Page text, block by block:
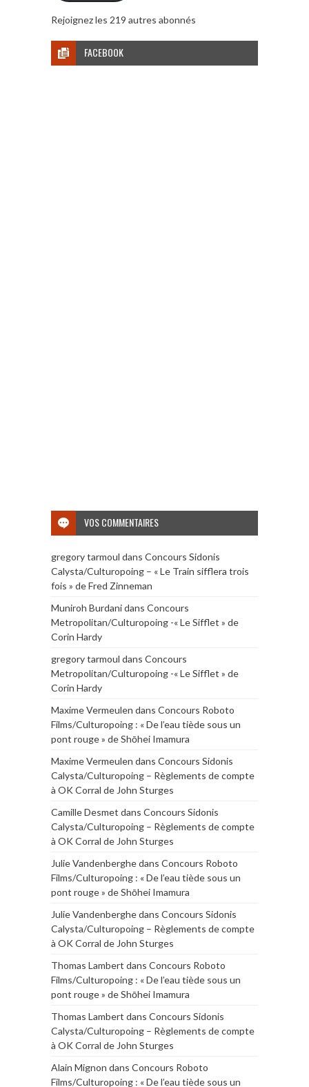
Rejoignez les 219 autres abonnés
FACEBOOK
VOS COMMENTAIRES
gregory tarmoul dans Concours Sidonis
Calysta/Culturopoing – « Le Train sifflera trois
fois » de Fred Zinneman
Muniroh Burdanidans Concours
Metropolitan/Culturopoing -« Le Sifflet » de
Corin Hardy
gregory tarmoul dans Concours
Metropolitan/Culturopoing -« Le Sifflet » de
Corin Hardy
Maxime Vermeulen dans Concours Roboto
Films/Culturopoing : « De l’eau tiède sous un
pont rouge » de Shōhei Imamura
Maxime Vermeulen dans Concours Sidonis
Calysta/Culturopoing – Règlements de compte
à OK Corral de John Sturges
Camille Desmet dans Concours Sidonis
Calysta/Culturopoing – Règlements de compte
à OK Corral de John Sturges
Julie Vandenberghedans Concours Roboto
Films/Culturopoing : « De l’eau tiède sous un
pont rouge » de Shōhei Imamura
Julie Vandenberghedans Concours Sidonis
Calysta/Culturopoing – Règlements de compte
à OK Corral de John Sturges
Thomas Lambert dans Concours Roboto
Films/Culturopoing : « De l’eau tiède sous un
pont rouge » de Shōhei Imamura
Thomas Lambert dans Concours Sidonis
Calysta/Culturopoing – Règlements de compte
à OK Corral de John Sturges
Alain Mignon dans Concours Roboto
Films/Culturopoing : « De l’eau tiède sous un